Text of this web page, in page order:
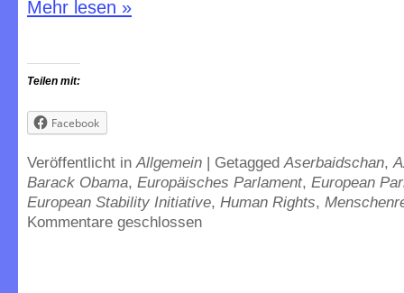
Mehr lesen »
Teilen mit:
Facebook
Veröffentlicht inAllgemein | GetaggedAserbaidschan,
Barack Obama, Europäisches Parlament, European
European Stability Initiative, Human Rights,
Kommentare geschlossen